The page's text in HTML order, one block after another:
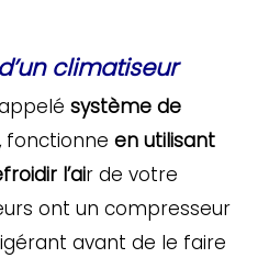
climatiseur
système de
fonctionne en utilisant
l’air de votre
ont un compresseur
avant de le faire